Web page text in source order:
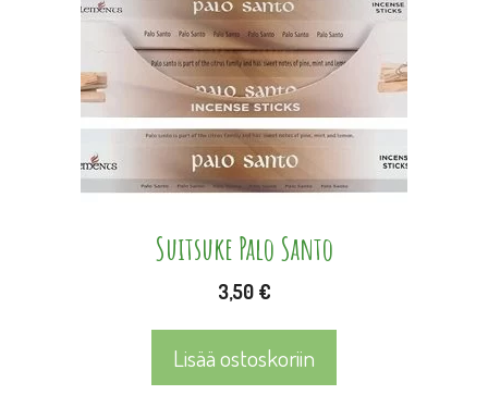
Suitsuke Palo Santo
3,50 €
Lisää ostoskoriin